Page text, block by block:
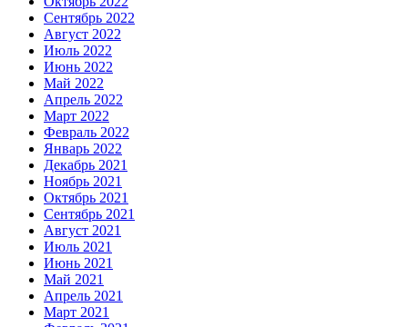
Сентябрь 2022
Август 2022
Июль 2022
Июнь 2022
Май 2022
Апрель 2022
Март 2022
Февраль 2022
Январь 2022
Декабрь 2021
Ноябрь 2021
Октябрь 2021
Сентябрь 2021
Август 2021
Июль 2021
Июнь 2021
Май 2021
Апрель 2021
Март 2021